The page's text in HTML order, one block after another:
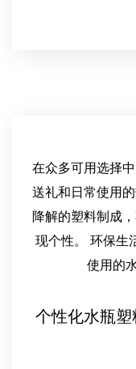
在众多可用选择
送礼和日常使用
降解的塑料制成
现个性。 环保生
使用的
个性化水瓶